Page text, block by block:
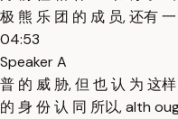
极 熊 乐 团 的 成 员, 还有
04:53
Speaker A
普 的 威 胁, 但 也 认 为 这
的 身 份 认 同 所以, alth